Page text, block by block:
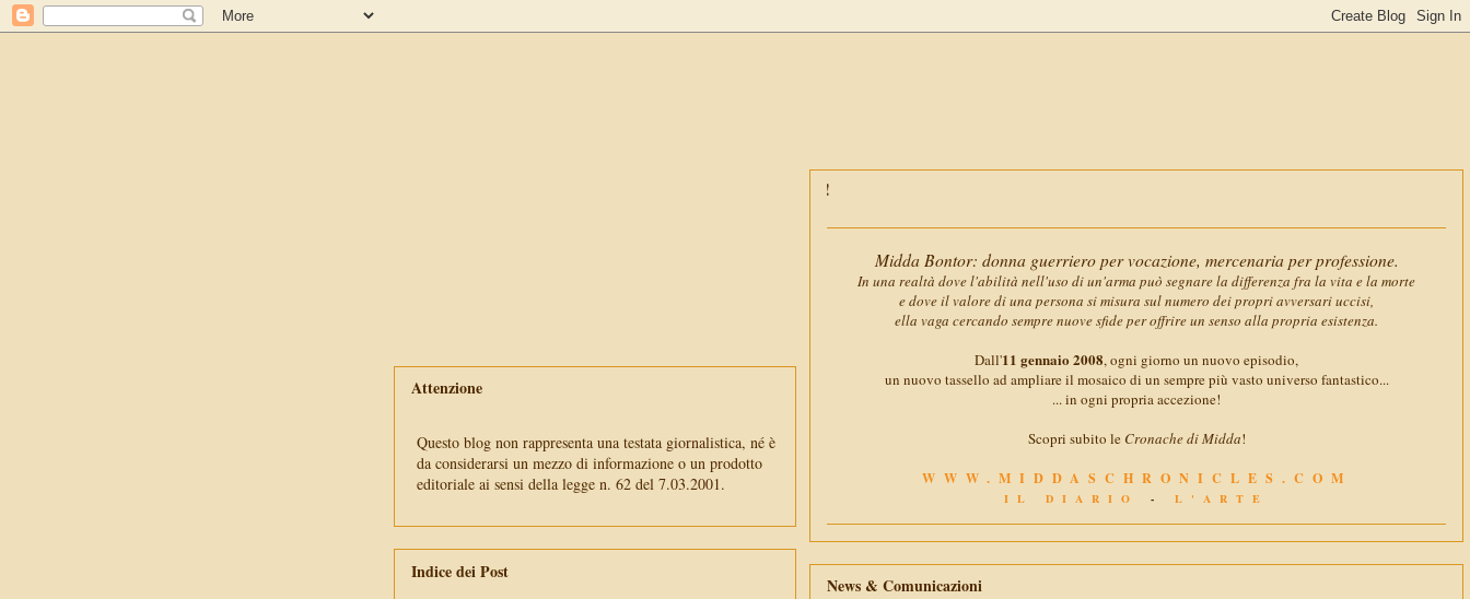
Midda Bontor: donna guerriero per vocazione, mercenaria per professione.
In una realtà dove l'abilità nell'uso di un'arma può segnare la differenza fra la vita e la morte
e dove il valore di una persona si misura sul numero dei propri avversari uccisi,
ella vaga cercando sempre nuove sfide per offrire un senso alla propria esistenza.
Dall'11 gennaio 2008, ogni giorno un nuovo episodio,
un nuovo tassello ad ampliare il mosaico di un sempre più vasto universo fantastico...
... in ogni propria accezione!
Scopri subito le Cronache di Midda!
WWW.MIDDASCHRONICLES.COM
IL DIARIO - L'ARTE
News & Comunicazioni
Attenzione
Questo blog non rappresenta una testata giornalistica, né è
da considerarsi un mezzo di informazione o un prodotto
editoriale ai sensi della legge n. 62 del 7.03.2001.
Indice dei Post